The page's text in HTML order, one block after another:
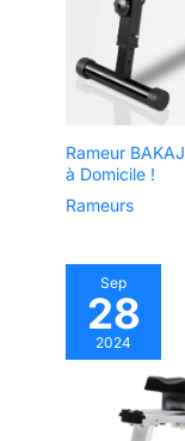
Rameur
à Domicile !
Rameurs
Sep
28
2024